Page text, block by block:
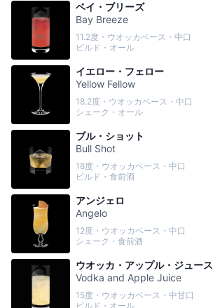
ベイ・ブリーズ
Bay Breeze
11.2度・ウオッカベース・中口
ビルド・オール
イエロー・フェロー
Yellow Fellow
18.2度・ウオッカベース・中口
シェーク・オール
ブル・ショット
Bull Shot
18度・ウオッカベース・中口
ビルド・食前酒
アンジェロ
Angelo
12度・ウオッカベース・中口
シェーク・食前酒
ウオッカ・アップル・ジュース
Vodka and Apple Juice
15度・ウオッカベース・中甘口
ビルド・オール